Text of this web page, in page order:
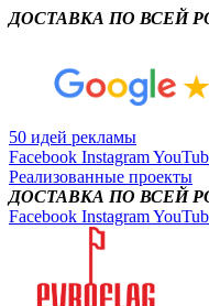
ДОСТАВКА ПО ВСЕЙ
50 идей рекламы
Facebook Instagram
Реализованные проекты
ДОСТАВКА ПО ВСЕЙ
Facebook Instagram